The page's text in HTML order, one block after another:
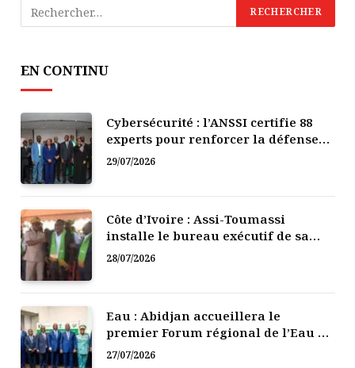
EN CONTINU
Cybersécurité : l’ANSSI certifie 88
experts pour renforcer la défense
numérique de la Côte d’Ivoire
29/07/2026
Côte d’Ivoire : Assi-Toumassi
installe le bureau exécutif de sa
mutuelle de développement
28/07/2026
Eau : Abidjan accueillera le
premier Forum régional de l’Eau de
l’Afrique de l’Ouest
27/07/2026